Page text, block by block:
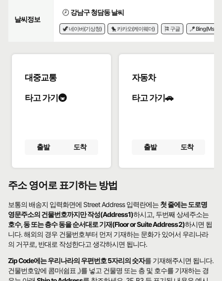
날씨정보
🕗 강남구 청담동 날씨
🦖 네이버(기상청) 🐤 카카오(케이웨더) 🎏 구글 🪁 Bing(Msn)
대중교통
타고 가기🚇
출발 도착
자동차
타고 가기🚗
출발 도착
주소 영어로 표기하는 방법
보통의 배송지 입력화면에 Street Address 입력란에는 첫 줄에는 도로명
영문주소의 건물번호까지만 작성(Address1)하시고, 두번째 상세주소는
호수, 동 또는 층수 동을 순서대로 기재(Floor or Suite Address2)하시면 됩
니다. 해외의 경우 건물번호부터 먼저 기재하는 문화가 있어서 우리나라
의 거꾸로, 반대로 작성한다고 생각하시면 됩니다.
Zip Code에는 우리나라의 우편번호 5자리의 숫자를 기재해주시면 됩니다.
건물번호앞에 콤마(쉼표 ,)를 넣고 건물명 또는 층 및 호수를 기재하는 경